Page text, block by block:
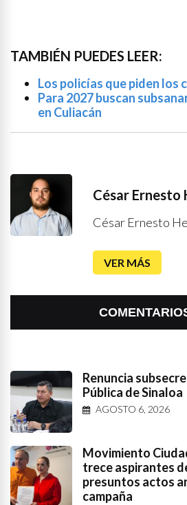
TAMBIÉN PUEDES LEER:
Los policías que piden los
Para 2027 buscan
en Culiacán
César Ernesto
César Ernesto
VER MÁS
Renuncia
Pública de Sinaloa
AGOSTO 6, 2026
Movimiento
trece aspirantes
presuntos actos
campaña